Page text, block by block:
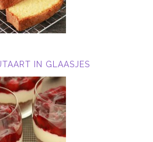
IN GLAASJES